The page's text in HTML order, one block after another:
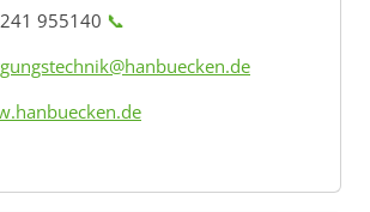
955140 📞